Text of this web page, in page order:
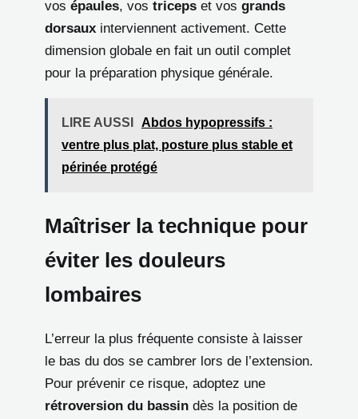
vos épaules, vos triceps et vos grands
dorsaux interviennent activement. Cette
dimension globale en fait un outil complet
pour la préparation physique générale.
LIRE AUSSI
Abdos hypopressifs :
ventre plus plat, posture plus stable et
périnée protégé
Maîtriser la technique pour
éviter les douleurs
lombaires
L’erreur la plus fréquente consiste à laisser
le bas du dos se cambrer lors de l’extension.
Pour prévenir ce risque, adoptez une
rétroversion du bassin dès la position de